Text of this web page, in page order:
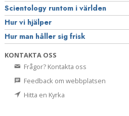
Scientology runtom i världen
Hur vi hjälper
Hur man håller sig frisk
KONTAKTA OSS
Frågor? Kontakta oss
Feedback om webbplatsen
Hitta en Kyrka